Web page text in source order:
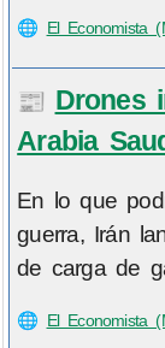
🌐 El Economista
📰 Drones
Arabia
En lo que
guerra, Irán
de carga de
🌐 El Economista